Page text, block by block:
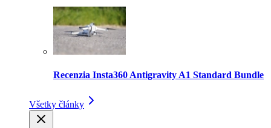
Recenzia Insta360 Antigravity A1 Standard Bundle
Všetky články